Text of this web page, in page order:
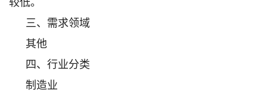
较低。
三、需求领域
其他
四、行业分类
制造业